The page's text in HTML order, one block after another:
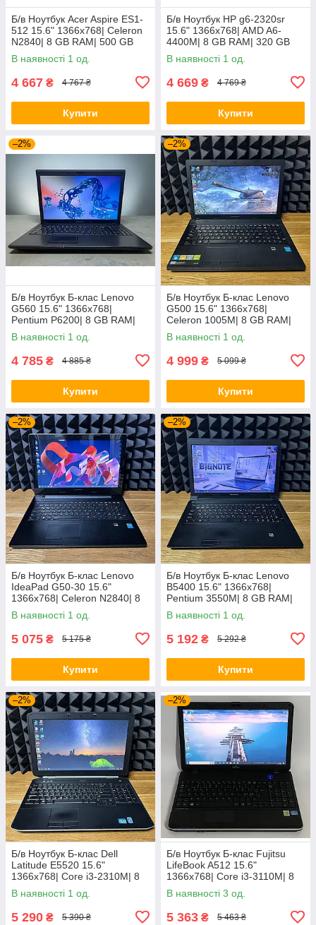
Б/в Ноутбук Acer Aspire ES1-
512 15.6" 1366x768| Celeron
N2840| 8 GB RAM| 500 GB
HDD| HD
В наявності 1 од.
4 667 ₴ 4 767 ₴
Купити
Б/в Ноутбук HP g6-2320sr
15.6" 1366x768| AMD A6-
4400M| 8 GB RAM| 320 GB
HDD| Radeon HD 7520G
В наявності 1 од.
4 669 ₴ 4 769 ₴
Купити
–2%
Б/в Ноутбук Б-клас Lenovo
G560 15.6" 1366x768|
Pentium P6200| 8 GB RAM|
120 GB SSD| HD
В наявності 1 од.
4 785 ₴ 4 885 ₴
Купити
–2%
Б/в Ноутбук Б-клас Lenovo
G500 15.6" 1366x768|
Celeron 1005M| 8 GB RAM|
128 GB SSD| HD
В наявності 1 од.
4 999 ₴ 5 099 ₴
Купити
–2%
Б/в Ноутбук Б-клас Lenovo
IdeaPad G50-30 15.6"
1366x768| Celeron N2840| 8
GB RAM| 128 GB SSD| HD
В наявності 1 од.
5 075 ₴ 5 175 ₴
Купити
–2%
Б/в Ноутбук Б-клас Lenovo
B5400 15.6" 1366x768|
Pentium 3550M| 8 GB RAM|
128 GB SSD| HD
В наявності 1 од.
5 192 ₴ 5 292 ₴
Купити
–2%
Б/в Ноутбук Б-клас Dell
Latitude E5520 15.6"
1366x768| Core i3-2310M| 8
GB RAM| 128 GB SSD| HD
3000
В наявності 1 од.
5 290 ₴ 5 390 ₴
–2%
Б/в Ноутбук Б-клас Fujitsu
LifeBook A512 15.6"
1366x768| Core i3-3110M| 8
GB RAM| 320 GB HDD| HD
4000
В наявності 3 од.
5 363 ₴ 5 463 ₴